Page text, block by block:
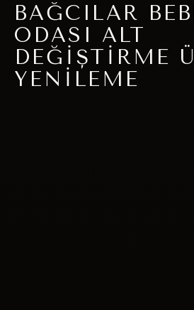
BAĞCILAR
ODASI ALT
DEĞIŞTIRME
YENILEME